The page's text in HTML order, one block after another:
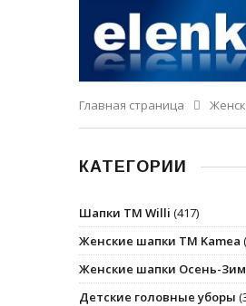
Главная страница
КАТЕГОРИИ
Шапки ТМ Willi (417)
Женские шапки ТМ Kamea
Женские шапки Осень-
Детские головные уборы